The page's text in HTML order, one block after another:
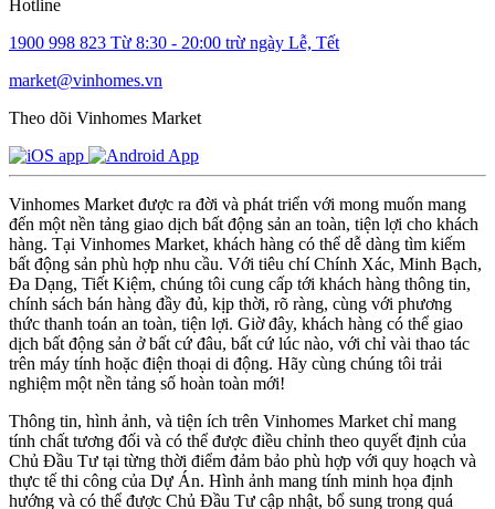
Hotline
1900 998 823 Từ 8:30 - 20:00 trừ ngày Lễ, Tết
market@vinhomes.vn
Theo dõi Vinhomes Market
Vinhomes Market được ra đời và phát triển với mong muốn mang
đến một nền tảng giao dịch bất động sản an toàn, tiện lợi cho khách
hàng. Tại Vinhomes Market, khách hàng có thể dễ dàng tìm kiếm
bất động sản phù hợp nhu cầu. Với tiêu chí Chính Xác, Minh Bạch,
Đa Dạng, Tiết Kiệm, chúng tôi cung cấp tới khách hàng thông tin,
chính sách bán hàng đầy đủ, kịp thời, rõ ràng, cùng với phương
thức thanh toán an toàn, tiện lợi. Giờ đây, khách hàng có thể giao
dịch bất động sản ở bất cứ đâu, bất cứ lúc nào, với chỉ vài thao tác
trên máy tính hoặc điện thoại di động. Hãy cùng chúng tôi trải
nghiệm một nền tảng số hoàn toàn mới!
Thông tin, hình ảnh, và tiện ích trên Vinhomes Market chỉ mang
tính chất tương đối và có thể được điều chỉnh theo quyết định của
Chủ Đầu Tư tại từng thời điểm đảm bảo phù hợp với quy hoạch và
thực tế thi công của Dự Án. Hình ảnh mang tính minh họa định
hướng và có thể được Chủ Đầu Tư cập nhật, bổ sung trong quá